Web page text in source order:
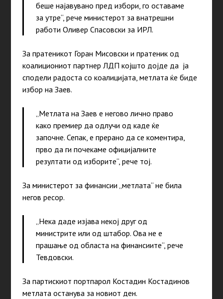
беше најавувано пред избори, го оставаме
за утре“, рече министерот за внатрешни
работи Оливер Спасовски за ИРЛ.
За пратеникот Горан Мисовски и пратеник од
коалициониот партнер ЛДП којшто дојде да ја
сподели радоста со коалицијата, метлата ќе биде
избор на Заев.
„Метлата на Заев е негово лично право
како премиер да одлучи од каде ќе
започне. Сепак, е прерано да се коментира,
прво да ги почекаме официјалните
резултати од изборите“, рече тој.
За министерот за финансии „метлата“ не била
негов ресор.
„Нека даде изјава некој друг од
министрите или од штабор. Ова не е
прашање од областа на финансиите“, рече
Тевдовски.
За партискиот портпарол Костадин Костадинов
метлата останува за новиот ден.